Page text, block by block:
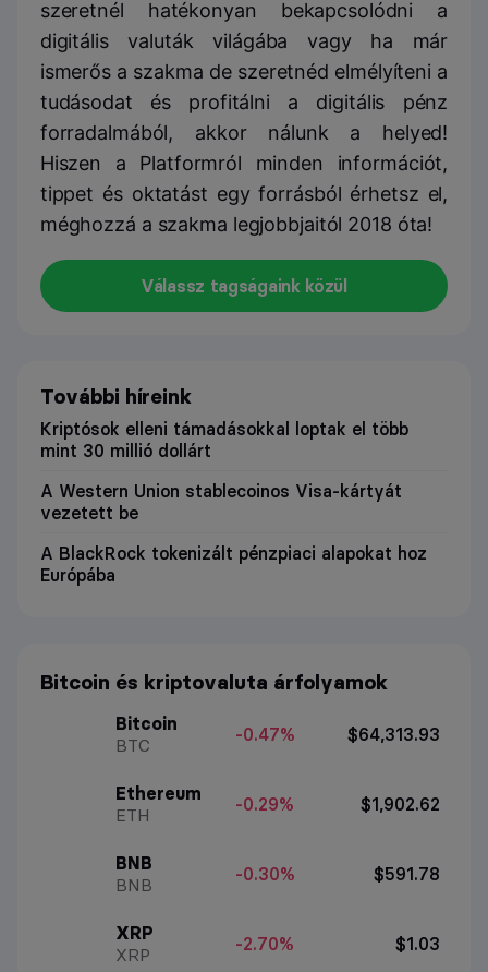
szeretnél hatékonyan bekapcsolódni a
digitális valuták világába vagy ha már
ismerős a szakma de szeretnéd elmélyíteni a
tudásodat és profitálni a digitális pénz
forradalmából, akkor nálunk a helyed!
Hiszen a Platformról minden információt,
tippet és oktatást egy forrásból érhetsz el,
méghozzá a szakma legjobbjaitól 2018 óta!
Válassz tagságaink közül
További híreink
Kriptósok elleni támadásokkal loptak el több
mint 30 millió dollárt
A Western Union stablecoinos Visa-kártyát
vezetett be
A BlackRock tokenizált pénzpiaci alapokat hoz
Európába
Bitcoin és kriptovaluta árfolyamok
Bitcoin
BTC
-0.47% $64,313.93
Ethereum
ETH
-0.29% $1,902.62
BNB
BNB
-0.30% $591.78
XRP
XRP
-2.70% $1.03